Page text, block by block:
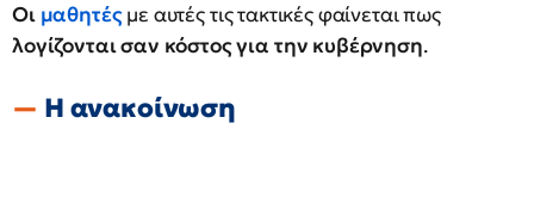
Οι μαθητέςμε αυτές τις τακτικές φαίνεται πως
λογίζονται σαν κόστος για την κυβέρνηση.
Η ανακοίνωση